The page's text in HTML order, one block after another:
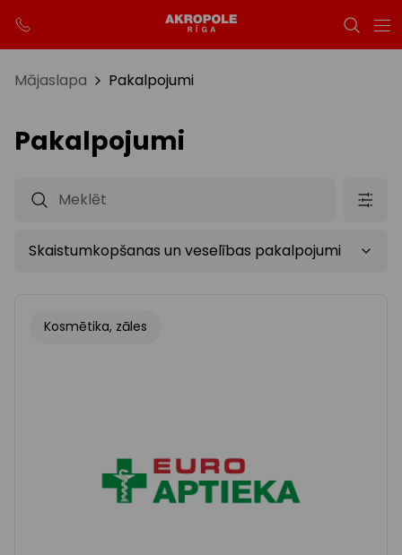
Mājaslapa Pakalpojumi
Pakalpojumi
Kosmētika, zāles